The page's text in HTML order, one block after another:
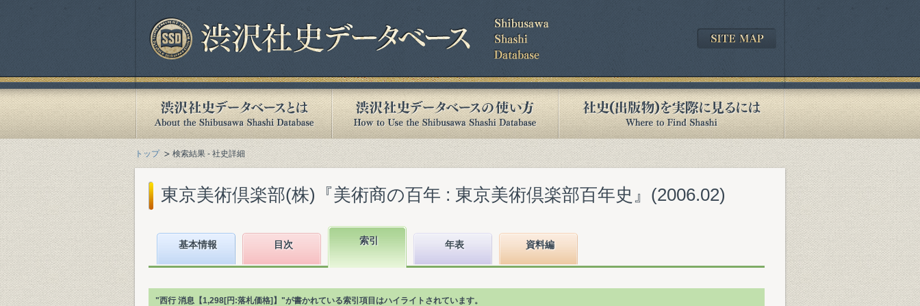
トップ 検索結果 - 社史詳細
東京美術倶楽部(株)『美術商の百年 : 東京美術倶楽部百年史』(2006.02)
基本情報 目次 索引 年表 資料編
"西行 消息【1,298[円:落札価格]】"が書かれている索引項目はハイライトされています。